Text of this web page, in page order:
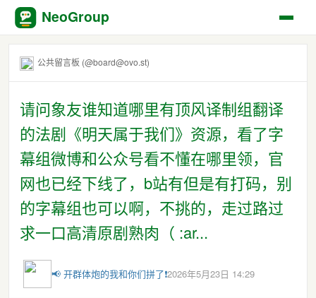
NeoGroup
公共留言板 (@board@ovo.st)
请问象友谁知道哪里有顶风译制组翻译
的法剧《明天属于我们》资源，看了字
幕组微博和公众号看不懂在哪里领，官
网也已经下线了，b站有但是有打码，别
的字幕组也可以啊，不挑的，走过路过
求一口高清原剧熟肉（ :ar...
📢 开群体炮的我和你们拼了❗2026年5月23日 14:29